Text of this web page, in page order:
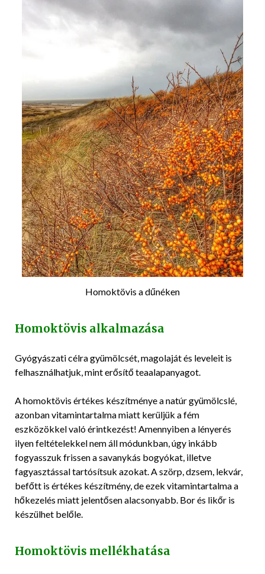
Homoktövis a dűnéken
Homoktövis alkalmazása
Gyógyászati célra gyümölcsét, magolaját és leveleit is
felhasználhatjuk, mint erősítő teaalapanyagot.
A homoktövis értékes készítménye a natúr gyümölcslé,
azonban vitamintartalma miatt kerüljük a fém
eszközökkel való érintkezést! Amennyiben a lényerés
ilyen feltételekkel nem áll módunkban, úgy inkább
fogyasszuk frissen a savanykás bogyókat, illetve
fagyasztással tartósítsuk azokat. A szörp, dzsem, lekvár,
befőtt is értékes készítmény, de ezek vitamintartalma a
hőkezelés miatt jelentősen alacsonyabb. Bor és likőr is
készülhet belőle.
Homoktövis mellékhatása